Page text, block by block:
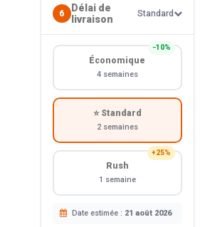
6
Délai de
livraison
Standard
−10%
Économique
4 semaines
⭐ Standard
2 semaines
+25%
Rush
1 semaine
Date estimée : 21 août 2026